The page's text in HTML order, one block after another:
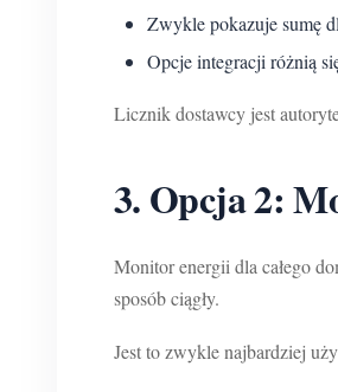
Zwykle pokazuje sumę
Opcje integracji różnią
Licznik dostawcy jest
3. Opcja 2:
Monitor energii dla całego
sposób ciągły.
Jest to zwykle najbardziej